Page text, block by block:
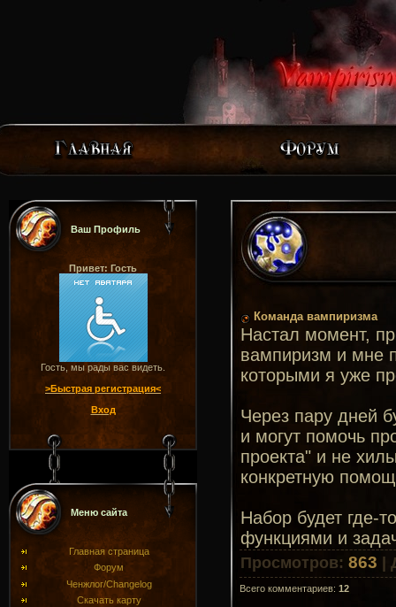
Ваш Профиль
Привет: Гость
Гость, мы рады вас видеть.
>Быстрая регистрация<
Вход
Меню сайта
Главная страница
Форум
Ченжлог/Changelog
Скачать карту
Команда вампиризма
Настал момент,
вампиризм и мне
которыми я уже
Через пару дней
и могут помочь
проекта" и не
конкретную
Набор будет где-
функциями и
Просмотров: 863
Всего комментариев: 12